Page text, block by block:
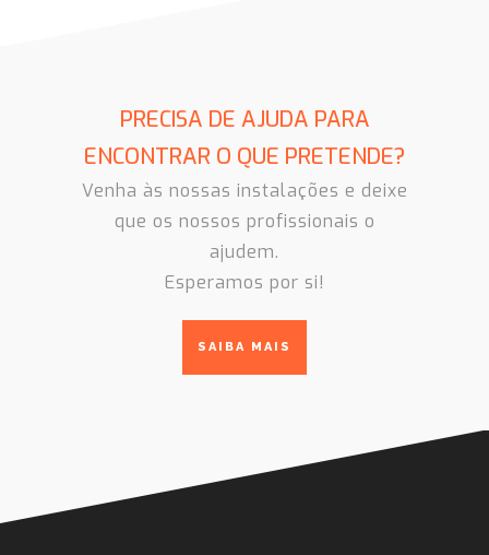
PRECISA DE AJUDA PARA
ENCONTRAR O QUE PRETENDE?
Venha às nossas instalações e deixe
que os nossos profissionais o
ajudem.
Esperamos por si!
SAIBA MAIS